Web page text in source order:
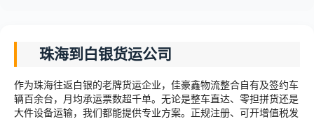
珠海到白银货运公司
作为珠海往返白银的老牌货运企业，佳豪鑫物流整合自有及签约车
辆百余台，月均承运票数超千单。无论是整车直达、零担拼货还是
大件设备运输，我们都能提供专业方案。正规注册、可开增值税发